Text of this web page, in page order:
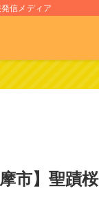
信メディア
摩市】聖蹟